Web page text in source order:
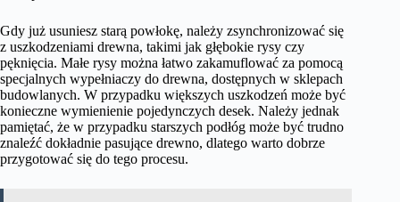
Gdy już usuniesz starą powłokę, należy zsynchronizować się
z uszkodzeniami drewna, takimi jak głębokie rysy czy
pęknięcia. Małe rysy można łatwo zakamuflować za pomocą
specjalnych wypełniaczy do drewna, dostępnych w sklepach
budowlanych. W przypadku większych uszkodzeń może być
konieczne wymienienie pojedynczych desek. Należy jednak
pamiętać, że w przypadku starszych podłóg może być trudno
znaleźć dokładnie pasujące drewno, dlatego warto dobrze
przygotować się do tego procesu.